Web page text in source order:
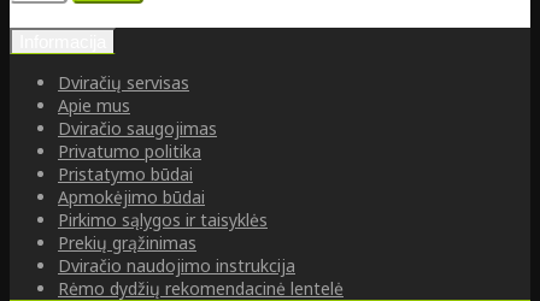
Dviračių servisas
Apie mus
Dviračio saugojimas
Privatumo politika
Pristatymo būdai
Apmokėjimo būdai
Pirkimo sąlygos ir taisyklės
Prekių grąžinimas
Dviračio naudojimo instrukcija
Rėmo dydžių rekomendacinė lentelė